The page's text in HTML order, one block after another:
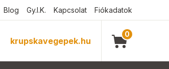
Blog Gy.I.K. Kapcsolat Fiókadatok
krupskavegepek.hu
0